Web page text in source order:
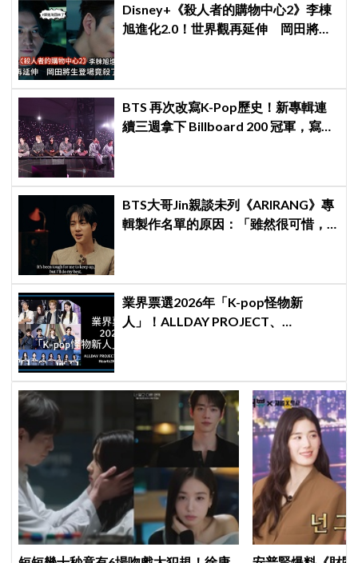
Disney+《殺人者的購物中心2》李棟
旭進化2.0！世界觀再延伸 岡田將生
BTS 再次改寫K-Pop歷史！新專輯連
續三週拿下 Billboard 200 冠軍，寫下
BTS大哥Jin親談未列《ARIRANG》專
輯製作名單的原因：「雖然很可惜，
業界票選2026年「K-pop怪物新
人」！ALLDAY PROJECT、